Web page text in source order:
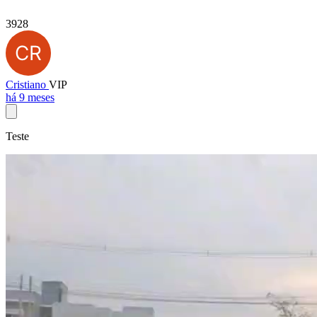
3928
Cristiano VIP
há 9 meses
Teste